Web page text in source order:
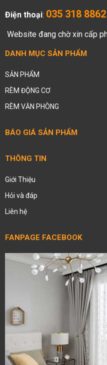
Điện thoại: 035 318
Website đang chờ xin cấp
DANH MỤC SẢN PHẨM
SẢN PHẨM
RÈM ĐỘNG CƠ
RÈM VĂN PHÒNG
BÁO GIÁ SẢN PHẨM
THÔNG TIN
Giới Thiệu
Hỏi và đáp
Liên hệ
FANPAGE FACEBOOK